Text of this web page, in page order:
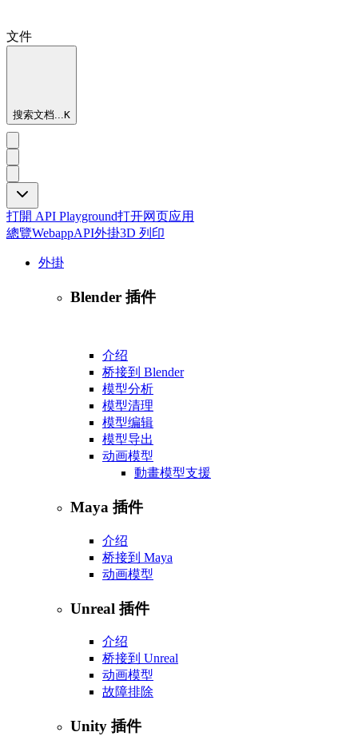
文件
搜索文档...K
打開 API Playground打开网页应用
總覽WebappAPI外掛3D 列印
外掛
Blender 插件
介绍
桥接到 Blender
模型分析
模型清理
模型编辑
模型导出
动画模型
動畫模型支援
Maya 插件
介绍
桥接到 Maya
动画模型
Unreal 插件
介绍
桥接到 Unreal
动画模型
故障排除
Unity 插件